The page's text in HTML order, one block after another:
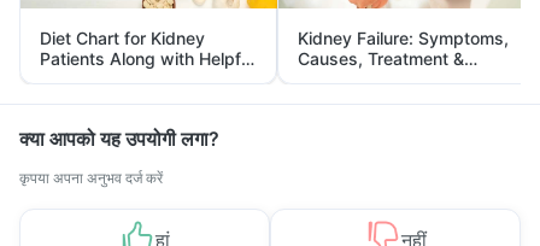
Diet Chart for Kidney
Patients Along with Helpful
Tips
Kidney Failure: Symptoms,
Causes, Treatment &
Prevention
क्या आपको यह उपयोगी लगा?
कृपया अपना अनुभव दर्ज करें
हां नहीं